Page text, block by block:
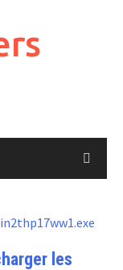
in2thp17ww1.exe
les